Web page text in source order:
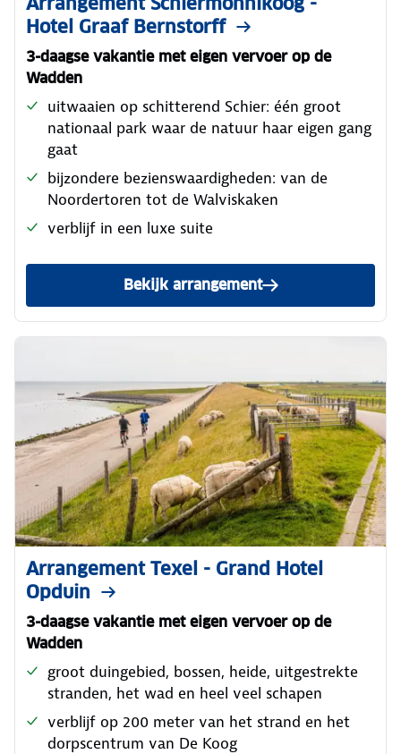
Hotel Graaf Bernstorff
3-daagse vakantie met eigen vervoer op de
Wadden
uitwaaien op schitterend Schier: één groot
nationaal park waar de natuur haar eigen gang
gaat
bijzondere bezienswaardigheden: van de
Noordertoren tot de Walviskaken
verblijf in een luxe suite
Bekijk arrangement
Arrangement Texel - Grand Hotel
Opduin
3-daagse vakantie met eigen vervoer op de
Wadden
groot duingebied, bossen, heide, uitgestrekte
stranden, het wad en heel veel schapen
verblijf op 200 meter van het strand en het
dorpscentrum van De Koog